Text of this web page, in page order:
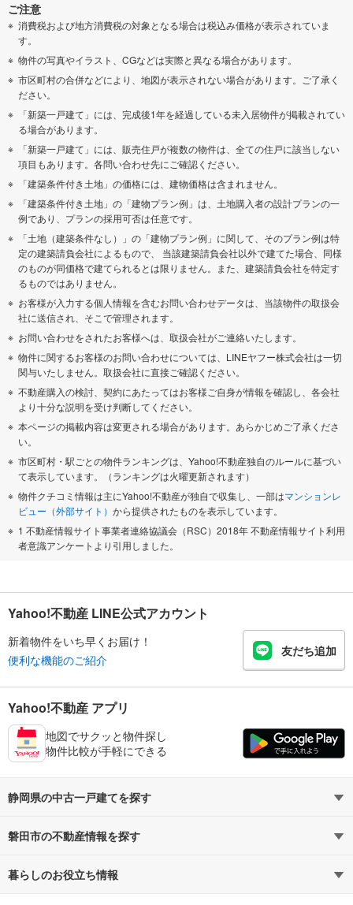
ご注意
消費税および地方消費税の対象となる場合は税込み価格が表示されていま
す。
物件の写真やイラスト、CGなどは実際と異なる場合があります。
市区町村の合併などにより、地図が表示されない場合があります。ご了承く
ださい。
「新築一戸建て」には、完成後1年を経過している未入居物件が掲載されてい
る場合があります。
「新築一戸建て」には、販売住戸が複数の物件は、全ての住戸に該当しない
項目もあります。各問い合わせ先にご確認ください。
「建築条件付き土地」の価格には、建物価格は含まれません。
「建築条件付き土地」の「建物プラン例」は、土地購入者の設計プランの一
例であり、プランの採用可否は任意です。
「土地（建築条件なし）」の「建物プラン例」に関して、そのプラン例は特
定の建築請負会社によるもので、 当該建築請負会社以外で建てた場合、同様
のものが同価格で建てられるとは限りません。また、建築請負会社を特定す
るものではありません。
お客様が入力する個人情報を含むお問い合わせデータは、当該物件の取扱会
社に送信され、そこで管理されます。
お問い合わせをされたお客様へは、取扱会社がご連絡いたします。
物件に関するお客様のお問い合わせについては、LINEヤフー株式会社は一切
関与いたしません。取扱会社に直接ご確認ください。
不動産購入の検討、契約にあたってはお客様ご自身が情報を確認し、各会社
より十分な説明を受け判断してください。
本ページの掲載内容は変更される場合があります。あらかじめご了承くださ
い。
市区町村・駅ごとの物件ランキングは、Yahoo!不動産独自のルールに基づい
て表示しています。（ランキングは火曜更新されます）
物件クチコミ情報は主にYahoo!不動産が独自で収集し、一部はマンションレ
ビュー（外部サイト） から提供されたものを表示しています。
1 不動産情報サイト事業者連絡協議会（RSC）2018年 不動産情報サイト利用
者意識アンケートより引用しました。
Yahoo!不動産 LINE公式アカウント
新着物件をいち早くお届け！
便利な機能のご紹介
友だち追加
Yahoo!不動産 アプリ
地図でサクッと物件探し
物件比較が手軽にできる
静岡県の中古一戸建てを探す
路線・駅から探す
通勤・通学時間から探す
磐田市の不動産情報を探す
不動産・住宅
暮らしのお役立ち情報